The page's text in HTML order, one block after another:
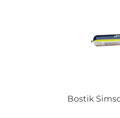
Bos­tik